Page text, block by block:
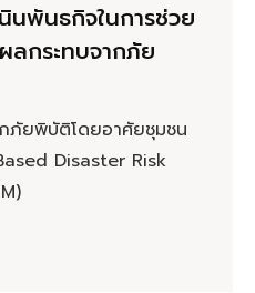
พันธกิจในการช่วย
ลกระทบจากภัย
ภัยพิบัติโดยอาศัยชุมชน
Disaster Risk